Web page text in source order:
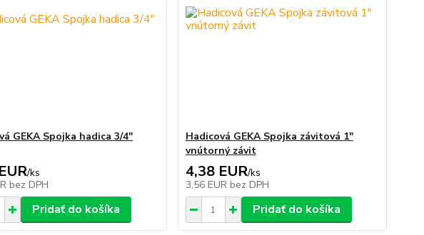
GEKA Spojka hadica 3/4"
/ks
bez DPH
Pridať do košíka
Hadicová GEKA Spojka závitová 1"
vnútorný závit
4,38 EUR/ks
3,56 EUR bez DPH
Pridať do košíka